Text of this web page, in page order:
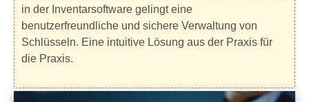
in der Inventarsoftware gelingt eine
benutzerfreundliche und sichere Verwaltung von
Schlüsseln. Eine intuitive Lösung aus der Praxis für
die Praxis.